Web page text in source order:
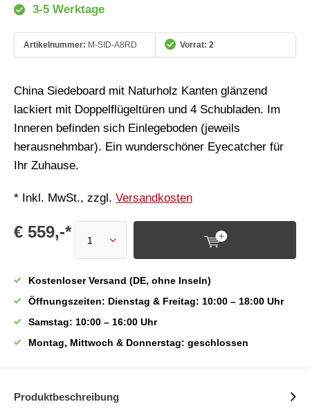
3-5 Werktage
Artikelnummer: M-SID-A8RD Vorrat: 2
China Siedeboard mit Naturholz Kanten glänzend
lackiert mit Doppelflügeltüren und 4 Schubladen. Im
Inneren befinden sich Einlegeboden (jeweils
herausnehmbar). Ein wunderschöner Eyecatcher für
Ihr Zuhause.
* Inkl. MwSt., zzgl. Versandkosten
€ 559,-*
Kostenloser Versand (DE, ohne Inseln)
Öffnungszeiten: Dienstag & Freitag: 10:00 – 18:00 Uhr
Samstag: 10:00 – 16:00 Uhr
Montag, Mittwoch & Donnerstag: geschlossen
Produktbeschreibung